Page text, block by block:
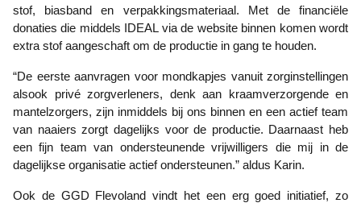
stof, biasband en verpakkingsmateriaal. Met de financiële
donaties die middels IDEAL via de website binnen komen wordt
extra stof aangeschaft om de productie in gang te houden.
“De eerste aanvragen voor mondkapjes vanuit zorginstellingen
alsook privé zorgverleners, denk aan kraamverzorgende en
mantelzorgers, zijn inmiddels bij ons binnen en een actief team
van naaiers zorgt dagelijks voor de productie. Daarnaast heb
een fijn team van ondersteunende vrijwilligers die mij in de
dagelijkse organisatie actief ondersteunen.” aldus Karin.
Ook de GGD Flevoland vindt het een erg goed initiatief, zo